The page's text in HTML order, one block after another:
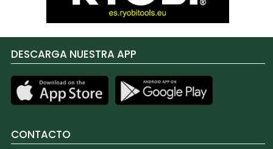
DESCARGA NUESTRA APP
CONTACTO